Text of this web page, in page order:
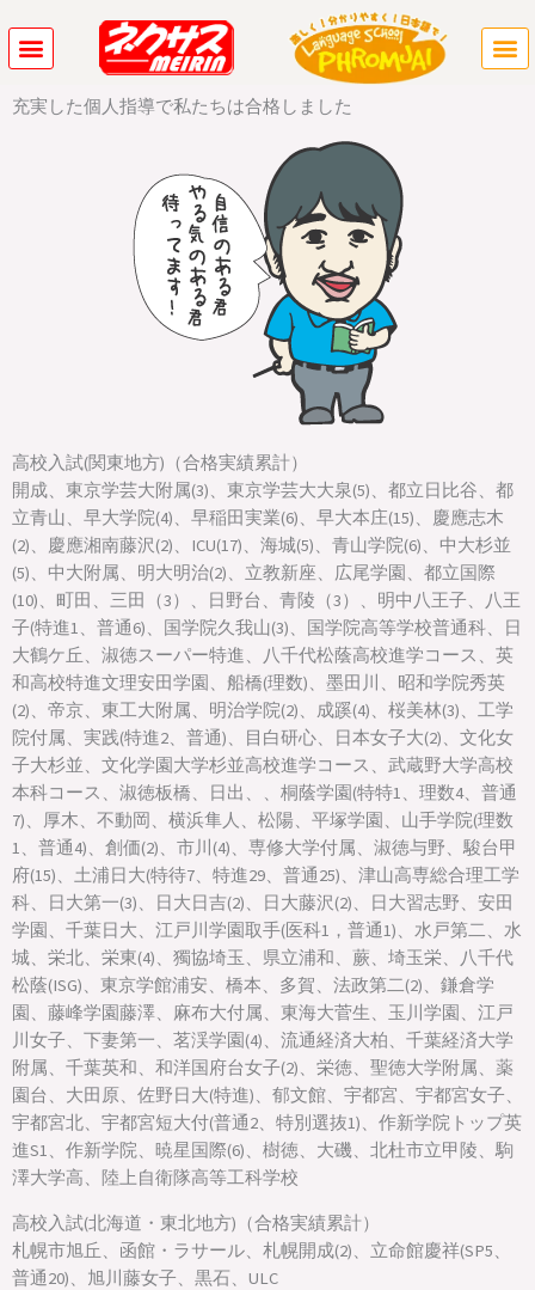
を
ス
キ
充実した個人指導で私たちは合格しました
高校入試(関東地方)（合格実績累計）
開成、東京学芸大附属(3)、東京学芸大大泉(5)、都立日比谷、都
立青山、早大学院(4)、早稲田実業(6)、早大本庄(15)、慶應志木
(2)、慶應湘南藤沢(2)、ICU(17)、海城(5)、青山学院(6)、中大杉並
(5)、中大附属、明大明治(2)、立教新座、広尾学園、都立国際
(10)、町田、三田（3）、日野台、青陵（3）、明中八王子、八王
子(特進1、普通6)、国学院久我山(3)、国学院高等学校普通科、日
大鶴ケ丘、淑徳スーパー特進、八千代松蔭高校進学コース、英
和高校特進文理安田学園、船橋(理数)、墨田川、昭和学院秀英
(2)、帝京、東工大附属、明治学院(2)、成蹊(4)、桜美林(3)、工学
院付属、実践(特進2、普通)、目白研心、日本女子大(2)、文化女
子大杉並、文化学園大学杉並高校進学コース、武蔵野大学高校
本科コース、淑徳板橋、日出、、桐蔭学園(特特1、理数4、普通
7)、厚木、不動岡、横浜隼人、松陽、平塚学園、山手学院(理数
1、普通4)、創価(2)、市川(4)、専修大学付属、淑徳与野、駿台甲
府(15)、土浦日大(特待7、特進29、普通25)、津山高専総合理工学
科、日大第一(3)、日大日吉(2)、日大藤沢(2)、日大習志野、安田
学園、千葉日大、江戸川学園取手(医科1，普通1)、水戸第二、水
城、栄北、栄東(4)、獨協埼玉、県立浦和、蕨、埼玉栄、八千代
松蔭(ISG)、東京学館浦安、橋本、多賀、法政第二(2)、鎌倉学
園、藤峰学園藤澤、麻布大付属、東海大菅生、玉川学園、江戸
川女子、下妻第一、茗渓学園(4)、流通経済大柏、千葉経済大学
附属、千葉英和、和洋国府台女子(2)、栄徳、聖徳大学附属、薬
園台、大田原、佐野日大(特進)、郁文館、宇都宮、宇都宮女子、
宇都宮北、宇都宮短大付(普通2、特別選抜1)、作新学院トップ英
進S1、作新学院、暁星国際(6)、樹徳、大磯、北杜市立甲陵、駒
澤大学高、陸上自衛隊高等工科学校
高校入試(北海道・東北地方)（合格実績累計）
札幌市旭丘、函館・ラサール、札幌開成(2)、立命館慶祥(SP5、
普通20)、旭川藤女子、黒石、ULC